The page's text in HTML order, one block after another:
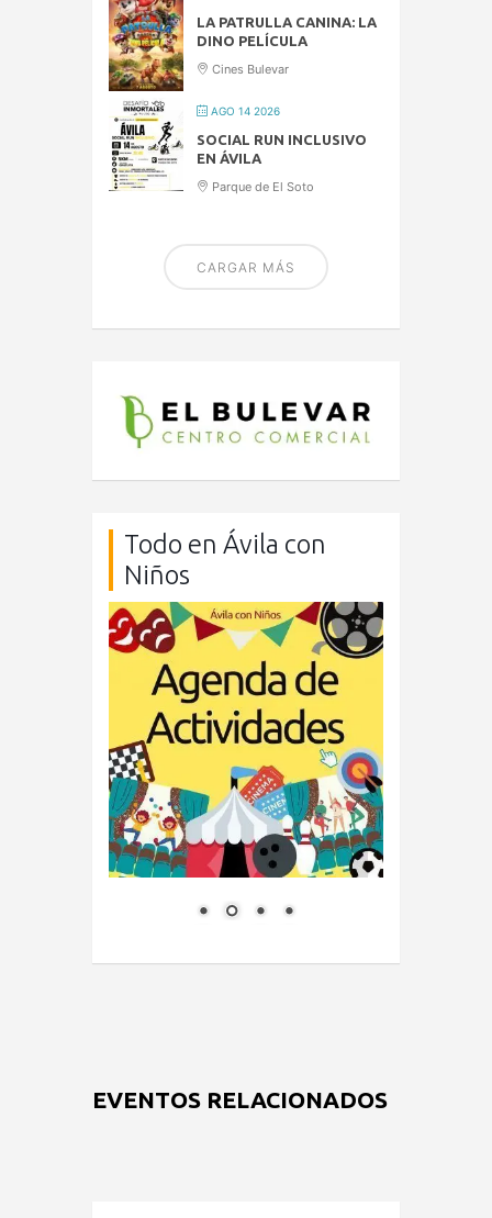
LA PATRULLA CANINA: LA
DINO PELÍCULA
Cines Bulevar
AGO 14 2026
SOCIAL RUN INCLUSIVO
EN ÁVILA
Parque de El Soto
CARGAR MÁS
Todo en Ávila con
Niños
EVENTOS RELACIONADOS